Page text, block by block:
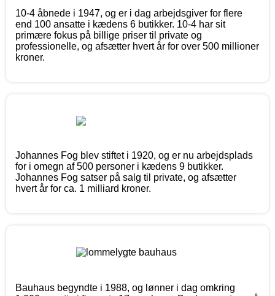
10-4 åbnede i 1947, og er i dag arbejdsgiver for flere
end 100 ansatte i kædens 6 butikker. 10-4 har sit
primære fokus på billige priser til private og
professionelle, og afsætter hvert år for over 500 millioner
kroner.
Johannes Fog blev stiftet i 1920, og er nu arbejdsplads
for i omegn af 500 personer i kædens 9 butikker.
Johannes Fog satser på salg til private, og afsætter
hvert år for ca. 1 milliard kroner.
Bauhaus begyndte i 1988, og lønner i dag omkring